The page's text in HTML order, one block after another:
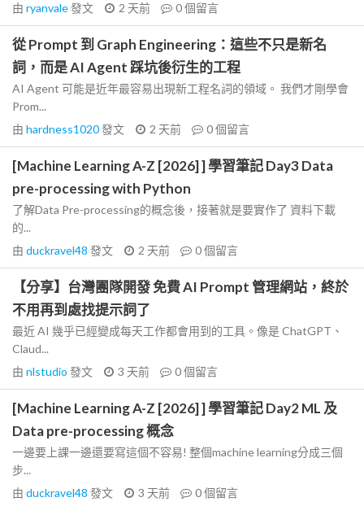
由 ryanvale發文 2 天前 0個留言
從 Prompt 到 Graph Engineering：這些不只是新名
詞，而是 AI Agent 踩坑後衍生的工程
AI Agent 可能是近年最容易出現新工程名詞的領域。 我們才剛學會
Prom...
由 hardness1020發文 2 天前 0個留言
[Machine Learning A-Z [2026] ] 學習筆記 Day3 Data
pre-processing with Python
了解Data Pre-processing的概念後，接著就是要實作了 資料下載
的...
由 duckravel48 發文 2 天前 0個留言
【分享】台灣團隊開發 免費 AI Prompt 管理網站，終於
不用再到處找提示詞了
最近 AI 幾乎已經變成每天工作都會用到的工具。像是 ChatGPT、
Claud...
由 nlstudio 發文 3 天前 0個留言
[Machine Learning A-Z [2026] ] 學習筆記 Day2 ML 及
Data pre-processing 概念
一邊要上課一邊還要寫這個不容易! 整個machine learning分成三個
步...
由 duckravel48 發文 3 天前 0個留言